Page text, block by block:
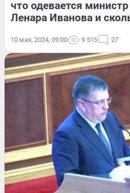
что одевается
Ленара Иванова и
10 мая, 2024, 09:00 9 515 27